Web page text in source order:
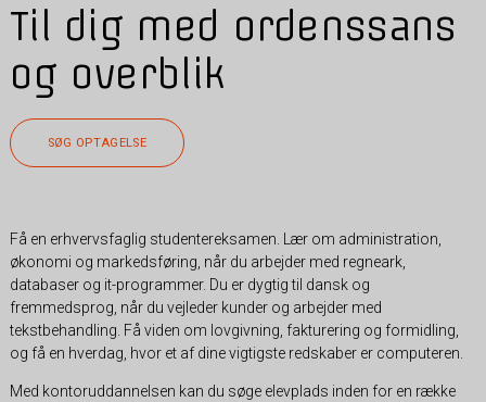
Til dig med ordenssans
og overblik
SØG OPTAGELSE
Få en erhvervsfaglig studentereksamen. Lær om administration,
økonomi og markedsføring, når du arbejder med regneark,
databaser og it-programmer. Du er dygtig til dansk og
fremmedsprog, når du vejleder kunder og arbejder med
tekstbehandling. Få viden om lovgivning, fakturering og formidling,
og få en hverdag, hvor et af dine vigtigste redskaber er computeren.
Med kontoruddannelsen kan du søge elevplads inden for en række